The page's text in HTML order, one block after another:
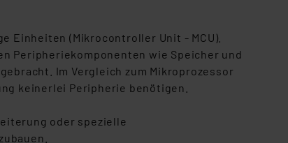
Einheiten (Mikrocontroller Unit - MCU).
Peripheriekomponenten wie Speicher und
Im Vergleich zum Mikroprozessor
keinerlei Peripherie benötigen.
oder spezielle